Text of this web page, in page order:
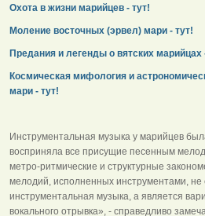
Охота в жизни марийцев - тут!
Моление восточных (эрвел) мари - тут!
Предания и легенды о вятских марийцах
Космическая мифология и
мари - тут!
Инструментальная музыка у марийцев
восприняла все присущие песенным
метро-ритмические и структурные
мелодий, исполненных инструментами, не
инструментальная музыка, а является
вокального отрывка», - справедливо